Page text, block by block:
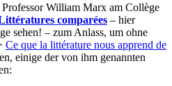
William Marx am Collège
comparées – hier
sehen! – zum Anlass, um ohne
Ce que la littérature nous apprend de
einige der von ihm genannten